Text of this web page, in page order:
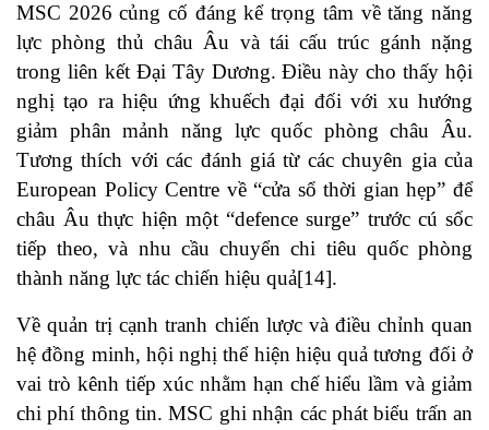
MSC 2026 củng cố đáng kể trọng tâm về tăng năng
lực phòng thủ châu Âu và tái cấu trúc gánh nặng
trong liên kết Đại Tây Dương. Điều này cho thấy hội
nghị tạo ra hiệu ứng khuếch đại đối với xu hướng
giảm phân mảnh năng lực quốc phòng châu Âu.
Tương thích với các đánh giá từ các chuyên gia của
European Policy Centre về “cửa sổ thời gian hẹp” để
châu Âu thực hiện một “defence surge” trước cú sốc
tiếp theo, và nhu cầu chuyển chi tiêu quốc phòng
thành năng lực tác chiến hiệu quả[14].
Về quản trị cạnh tranh chiến lược và điều chỉnh quan
hệ đồng minh, hội nghị thể hiện hiệu quả tương đối ở
vai trò kênh tiếp xúc nhằm hạn chế hiểu lầm và giảm
chi phí thông tin. MSC ghi nhận các phát biểu trấn an